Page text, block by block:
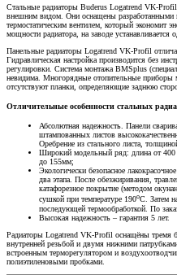
Стальные радиаторы Buderus Logatrend VK-
внешним видом. Они оснащены разработанными
термостатическим вентилем, который экономит
мощности радиатора, на заводе устанавливается
Панельные радиаторы Logatrend VK-Profil
Гидравлическая настройка производится без
регулировки. Система монтажа BMSplus
невидима. Многорядные отопительные приборы
отсутствуют планки, определяющие заднюю
Отличительные особенности стальных
Абсолютная надежность. Панели
штампованных листов
Оребрение из стального листа,
Широкий модельный ряд: длина от
до 155мм;
Экологически безопасное
два этапа. После обезжиривания,
катафорезное покрытие (методом
сушкой при температуре 190оС. Затем
последующей термообработкой. По
Высокая надежность – гарантия 5 лет.
Радиаторы Logatrend VK-Profil оснащёны тремя
внутренней резьбой и двумя нижними
встроенным терморегулятором и
полиэтиленовыми пробками.